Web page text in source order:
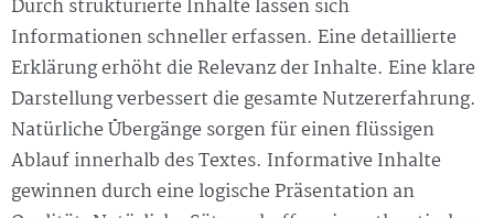
Durch strukturierte Inhalte lassen sich
Informationen schneller erfassen. Eine detaillierte
Erklärung erhöht die Relevanz der Inhalte. Eine klare
Darstellung verbessert die gesamte Nutzererfahrung.
Natürliche Übergänge sorgen für einen flüssigen
Ablauf innerhalb des Textes. Informative Inhalte
gewinnen durch eine logische Präsentation an